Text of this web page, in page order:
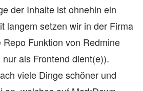
der Inhalte ist ohnehin ein
langem setzen wir in der Firma
Funktion von Redmine
als Frontend dient(e)).
viele Dinge schöner und